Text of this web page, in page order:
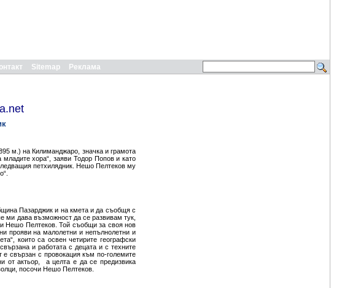
Sitemap Реклама
м.) на Килиманджаро, значка и грамота
хора“, заяви Тодор Попов и като
петхилядник. Нешо Пелтеков му
Пазарджик и на кмета и да съобщя с
ми дава възможност да се развивам тук,
Нешо Пелтеков. Той съобщи за своя нов
прояви на малолетни и непълнолетни и
които са освен четирите географски
и работата с децата и с техните
е свързан с провокация към по-големите
от актьор, а целта е да се предизвика
посочи Нешо Пелтеков.